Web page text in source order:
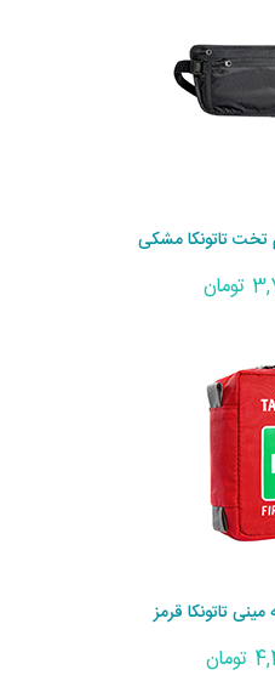
تاتونکا مشکی
تاتونکا قرمز